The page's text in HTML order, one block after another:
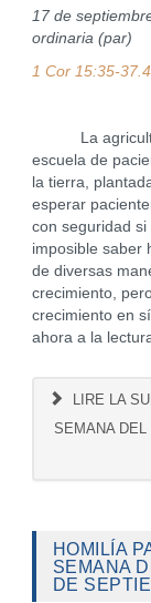
17 de
ordinaria (par)
1 Cor 15:35-
La
escuela de
la tierra,
esperar
con seguridad
imposible saber
de diversas
crecimiento,
crecimiento en
ahora a la
LIRE LA
SEMANA
HOMILÍA
SEMANA
DE